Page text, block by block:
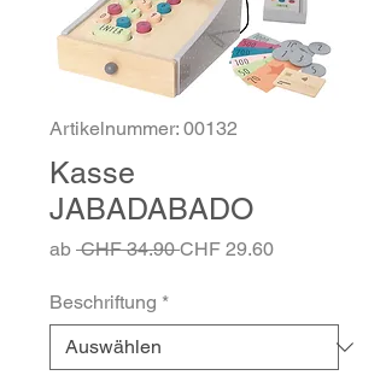
Artikelnummer: 00132
Kasse
JABADABADO
ab CHF 34.90 Standardpreis
CHF 29.60Sale-
Beschriftung *